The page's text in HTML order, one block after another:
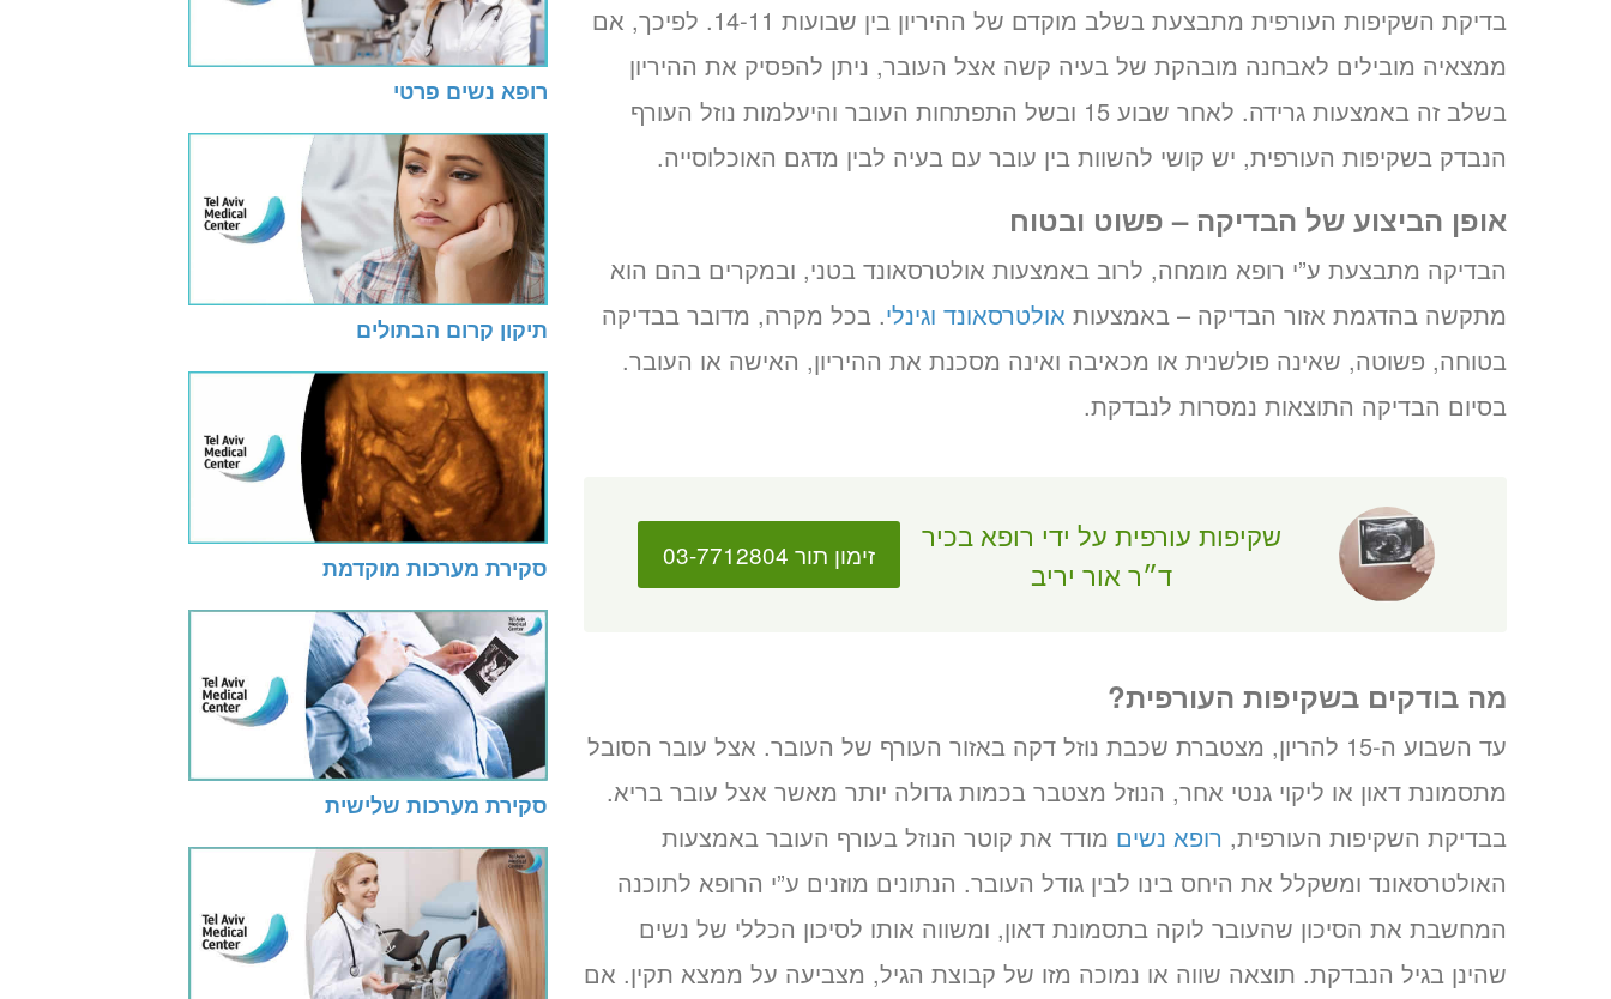
בדיקת השקיפות העורפית מתבצעת בשלב מוקדם של ההיריון בין שבועות 14-11. לפיכך, אם
ממצאיה מובילים לאבחנה מובהקת של בעיה קשה אצל העובר, ניתן להפסיק את ההיריון
בשלב זה באמצעות גרידה. לאחר שבוע 15 ובשל התפתחות העובר והיעלמות נוזל העורף
הנבדק בשקיפות העורפית, יש קושי להשוות בין עובר עם בעיה לבין מדגם האוכלוסייה.
אופן הביצוע של הבדיקה – פשוט ובטוח
הבדיקה מתבצעת ע”י רופא מומחה, לרוב באמצעות אולטרסאונד בטני, ובמקרים בהם הוא
מתקשה בהדגמת אזור הבדיקה – באמצעות אולטרסאונד וגינלי. בכל מקרה, מדובר בבדיקה
בטוחה, פשוטה, שאינה פולשנית או מכאיבה ואינה מסכנת את ההיריון, האישה או העובר.
בסיום הבדיקה התוצאות נמסרות לנבדקת.
שקיפות עורפית על ידי רופא בכיר
ד״ר אור יריב
זימון תור 03-7712804
מה בודקים בשקיפות העורפית?
עד השבוע ה-15 להריון, מצטברת שכבת נוזל דקה באזור העורף של העובר. אצל עובר הסובל
מתסמונת דאון או ליקוי גנטי אחר, הנוזל מצטבר בכמות גדולה יותר מאשר אצל עובר בריא.
בבדיקת השקיפות העורפית, רופא נשים מודד את קוטר הנוזל בעורף העובר באמצעות
האולטרסאונד ומשקלל את היחס בינו לבין גודל העובר. הנתונים מוזנים ע”י הרופא לתוכנה
המחשבת את הסיכון שהעובר לוקה בתסמונת דאון, ומשווה אותו לסיכון הכללי של נשים
שהינן בגיל הנבדקת. תוצאה שווה או נמוכה מזו של קבוצת הגיל, מצביעה על ממצא תקין. אם
רופא נשים פרטי
תיקון קרום הבתולים
סקירת מערכות מוקדמת
סקירת מערכות שלישית